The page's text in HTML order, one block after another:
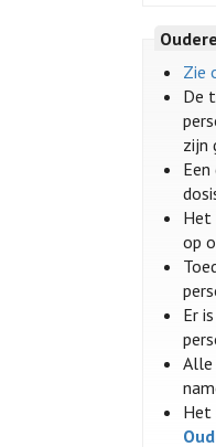
Zie
De
zijn
Het
op
Er
Alle
Het